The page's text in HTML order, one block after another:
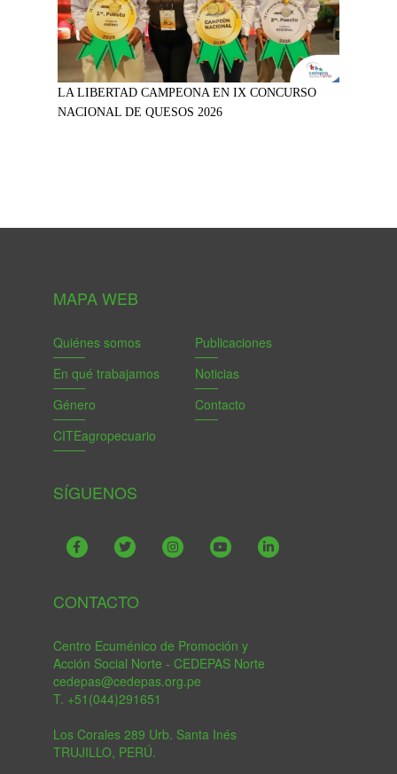
LA LIBERTAD CAMPEONA EN IX CONCURSO
NACIONAL DE QUESOS 2026
MAPA WEB
Quiénes somos
En qué trabajamos
Género
CITEagropecuario
Publicaciones
Noticias
Contacto
SÍGUENOS
CONTACTO
Centro Ecuménico de Promoción y
Acción Social Norte - CEDEPAS Norte
cedepas@cedepas.org.pe
T. +51(044)291651
Los Corales 289 Urb. Santa Inés
TRUJILLO, PERÚ.